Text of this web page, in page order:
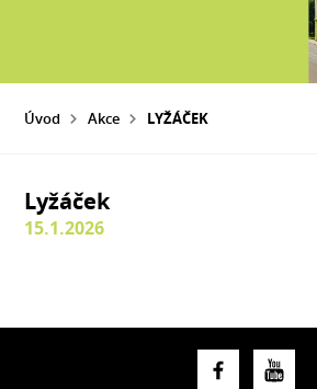
Úvod Akce LYŽÁČEK
Lyžáček
15.1.2026